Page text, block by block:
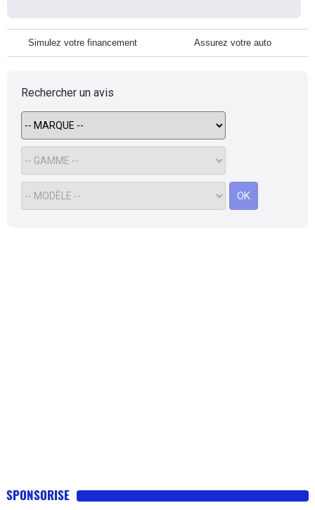
Simulez votre financement Assurez votre auto
Rechercher un avis
OK
SPONSORISE